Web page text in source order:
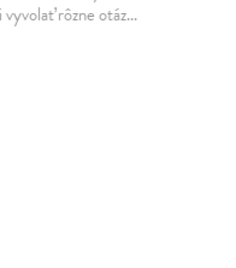
rôzne otáz...